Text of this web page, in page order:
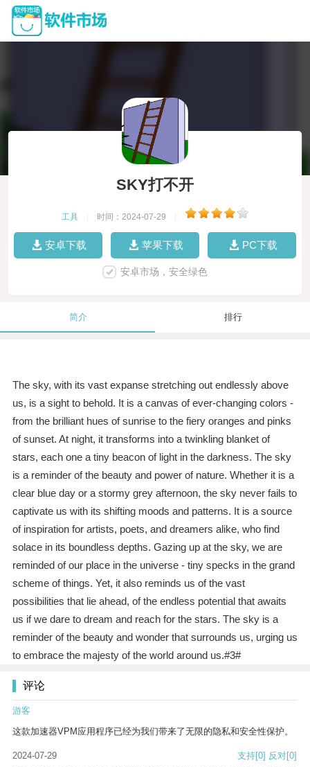
SKY打不开
工具 时间：2024-07-29
安卓下载 苹果下载 PC下载
安卓市场，安全绿色
简介 排行
The sky, with its vast expanse stretching out endlessly above
us, is a sight to behold. It is a canvas of ever-changing colors -
from the brilliant hues of sunrise to the fiery oranges and pinks
of sunset. At night, it transforms into a twinkling blanket of
stars, each one a tiny beacon of light in the darkness. The sky
is a reminder of the beauty and power of nature. Whether it is a
clear blue day or a stormy grey afternoon, the sky never fails to
captivate us with its shifting moods and patterns. It is a source
of inspiration for artists, poets, and dreamers alike, who find
solace in its boundless depths. Gazing up at the sky, we are
reminded of our place in the universe - tiny specks in the grand
scheme of things. Yet, it also reminds us of the vast
possibilities that lie ahead, of the endless potential that awaits
us if we dare to dream and reach for the stars. The sky is a
reminder of the beauty and wonder that surrounds us, urging us
to embrace the majesty of the world around us.#3#
评论
游客
这款加速器VPM应用程序已经为我们带来了无限的隐私和安全性保护。
2024-07-29 支持[0] 反对[0]